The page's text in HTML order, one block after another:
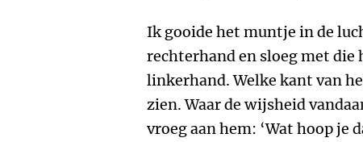
Ik gooide het muntje in de
rechterhand en sloeg met die
linkerhand. Welke kant van
zien. Waar de wijsheid
vroeg aan hem: ‘Wat hoop je